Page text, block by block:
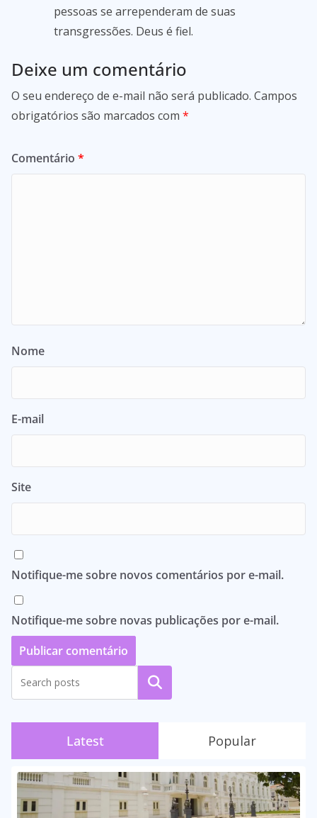
pessoas se arrependeram de suas
transgressões. Deus é fiel.
Deixe um comentário
O seu endereço de e-mail não será publicado. Campos
obrigatórios são marcados com *
Comentário *
Nome
E-mail
Site
Notifique-me sobre novos comentários por e-mail.
Notifique-me sobre novas publicações por e-mail.
Pesquisar
Latest Popular